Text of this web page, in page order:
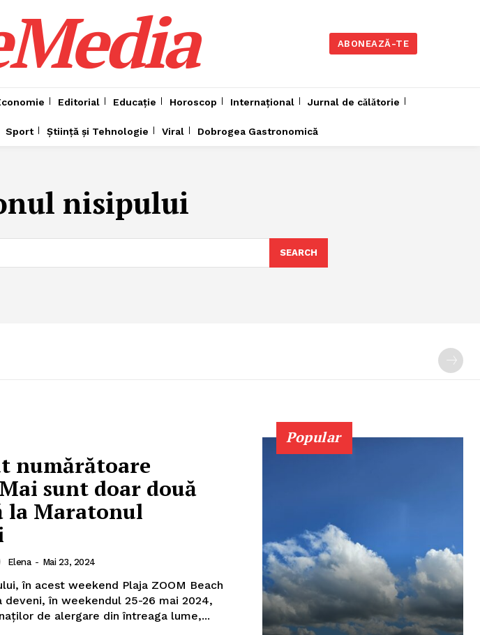
ABONEAZĂ-TE
Editorial Educație Horoscop Internațional Jurnal de cǎlǎtorie
Sport Știință și Tehnologie Viral Dobrogea Gastronomică
nisipului
SEARCH
numărătoare
sunt doar două
la Maratonul
Elena - Mai 23, 2024
weekend Plaja ZOOM Beach
deveni, în weekendul 25-26 mai 2024,
de alergare din întreaga lume,...
Popular